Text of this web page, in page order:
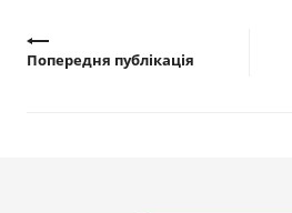
Попередня публікація